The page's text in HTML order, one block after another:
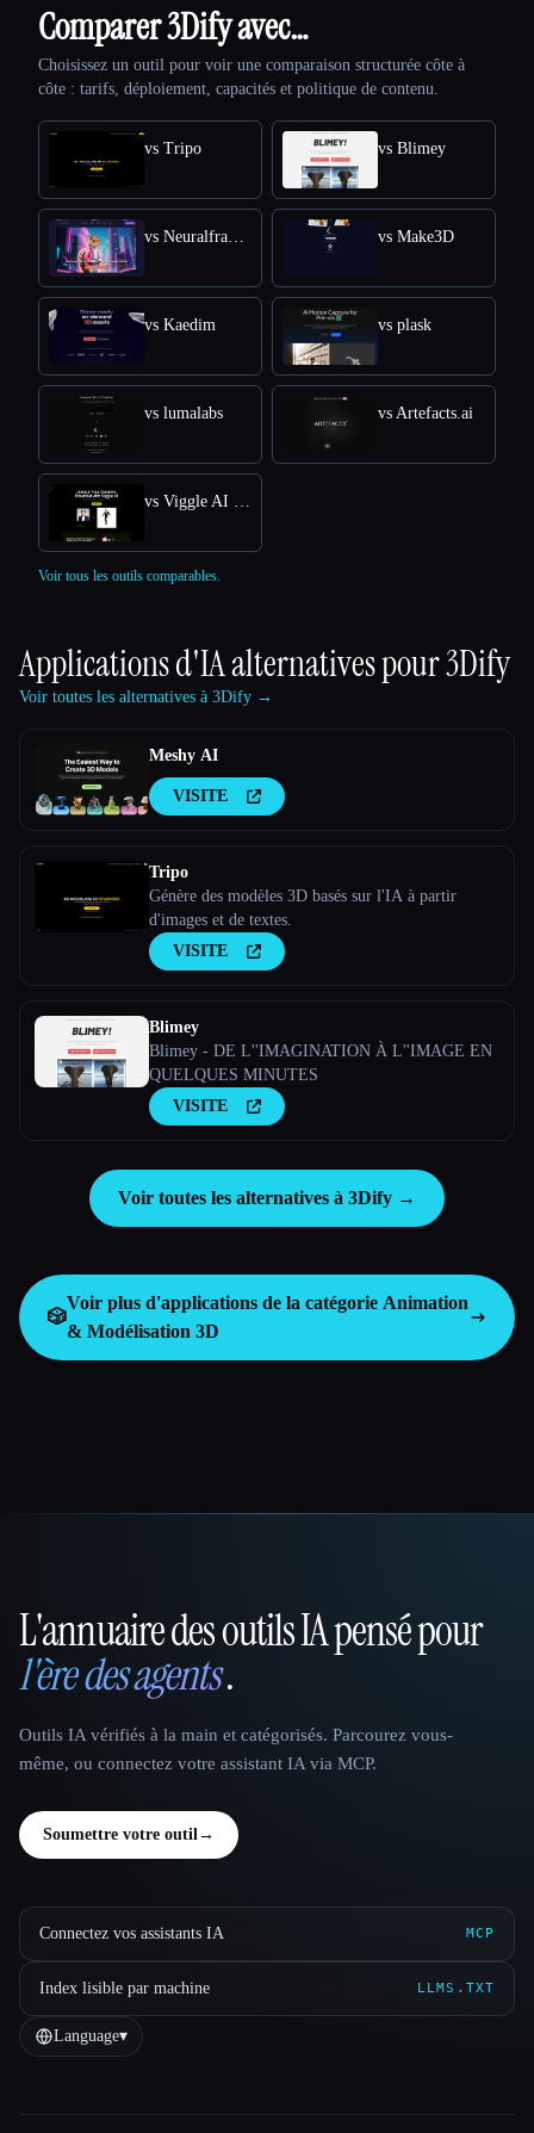
Comparer 3Dify avec…
Choisissez un outil pour voir une comparaison structurée côte à
côte : tarifs, déploiement, capacités et politique de contenu.
vs Tripo vs Blimey
vs Neuralframes vs Make3D
vs Kaedim vs plask
vs lumalabs vs Artefacts.ai
vs Viggle AI Free Online: Transform Text into Dynamic 3D Animations
Voir tous les outils comparables.
Applications d'IA alternatives pour3Dify
Voir toutes les alternatives à 3Dify →
Meshy AI
VISITE
Tripo
Génère des modèles 3D basés sur l'IA à partir
d'images et de textes.
VISITE
Blimey
Blimey - DE L''IMAGINATION À L''IMAGE EN
QUELQUES MINUTES
VISITE
Voir toutes les alternatives à 3Dify →
🎲
Voir plus d'applications de la catégorie Animation
& Modélisation 3D
That AI Collection
L'annuaire des outils IA pensé pour
l'ère des agents.
Outils IA vérifiés à la main et catégorisés. Parcourez vous-
même, ou connectez votre assistant IA via MCP.
Soumettre votre outil→
Connectez vos assistants IA MCP
Index lisible par machine LLMS.TXT
Language▾